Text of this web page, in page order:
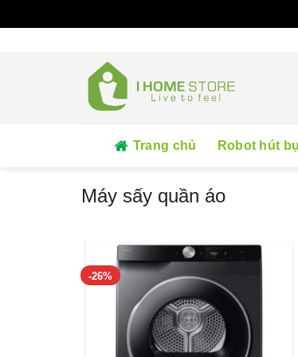
Trang chủ Robot hút
Máy sấy quần áo
-26%